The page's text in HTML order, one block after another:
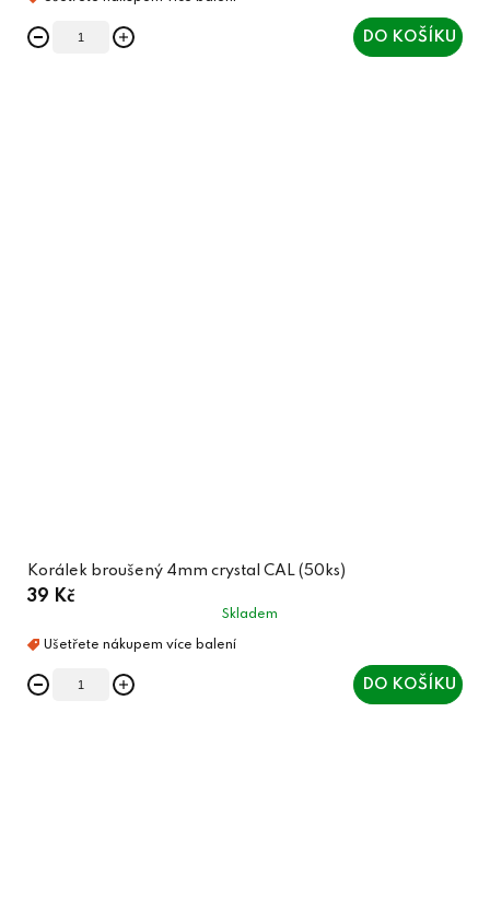
DO KOŠÍKU
Korálek broušený 4mm crystal CAL (50ks)
39 Kč
Skladem
DO KOŠÍKU